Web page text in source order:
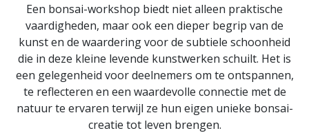
Een bonsai-workshop biedt niet alleen praktische
vaardigheden, maar ook een dieper begrip van de
kunst en de waardering voor de subtiele schoonheid
die in deze kleine levende kunstwerken schuilt. Het is
een gelegenheid voor deelnemers om te ontspannen,
te reflecteren en een waardevolle connectie met de
natuur te ervaren terwijl ze hun eigen unieke bonsai-
creatie tot leven brengen.